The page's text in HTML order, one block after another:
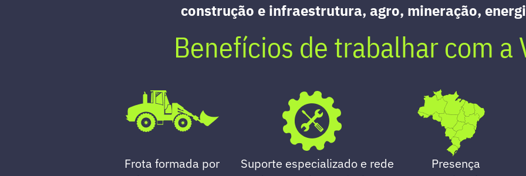
construção e infraestrutura, agro, mineração,
Benefícios de trabalhar com a
Frota formada por
Suporte especializado e rede
Presença